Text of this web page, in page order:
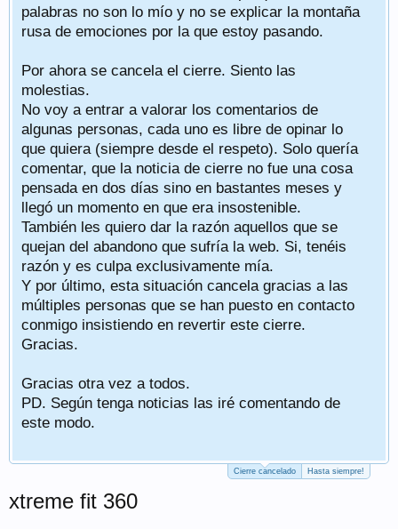
palabras no son lo mío y no se explicar la montaña
rusa de emociones por la que estoy pasando.
Por ahora se cancela el cierre. Siento las
molestias.
No voy a entrar a valorar los comentarios de
algunas personas, cada uno es libre de opinar lo
que quiera (siempre desde el respeto). Solo quería
comentar, que la noticia de cierre no fue una cosa
pensada en dos días sino en bastantes meses y
llegó un momento en que era insostenible.
También les quiero dar la razón aquellos que se
quejan del abandono que sufría la web. Si, tenéis
razón y es culpa exclusivamente mía.
Y por último, esta situación cancela gracias a las
múltiples personas que se han puesto en contacto
conmigo insistiendo en revertir este cierre.
Gracias.
Gracias otra vez a todos.
PD. Según tenga noticias las iré comentando de
este modo.
Cierre cancelado Hasta siempre!
xtreme fit 360